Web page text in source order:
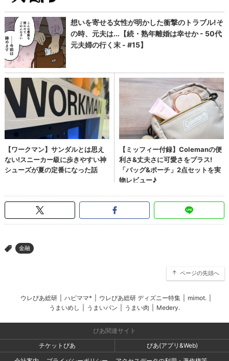
> 金融
ページの先頭へ
ウレぴあ総研 ハピママ* ウレぴあ総研 ディズニー特集 mimot.
うまいめし
うまいパン うまい肉 Medery.
ぴあ関連サイト
チケットぴあ
ぴあ(アプリ&Web)